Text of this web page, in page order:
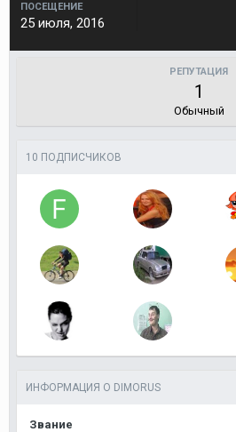
ПОСЕЩЕНИЕ
25 июля, 2016
РЕПУТАЦИЯ
1
Обычный
10 ПОДПИСЧИКОВ
ИНФОРМАЦИЯ О DIMORUS
Звание